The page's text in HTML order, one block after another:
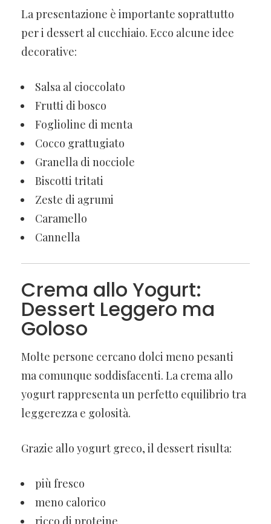
La presentazione è importante soprattutto
per i dessert al cucchiaio. Ecco alcune idee
decorative:
Salsa al cioccolato
Frutti di bosco
Foglioline di menta
Cocco grattugiato
Granella di nocciole
Biscotti tritati
Zeste di agrumi
Caramello
Cannella
Crema allo Yogurt:
Dessert Leggero ma
Goloso
Molte persone cercano dolci meno pesanti
ma comunque soddisfacenti. La crema allo
yogurt rappresenta un perfetto equilibrio tra
leggerezza e golosità.
Grazie allo yogurt greco, il dessert risulta:
più fresco
meno calorico
ricco di proteine